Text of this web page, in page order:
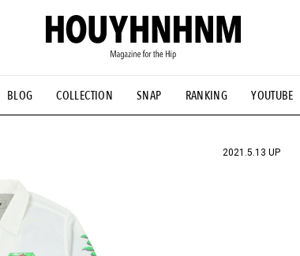
BLOG COLLECTION SNAP RANKING YOUTUBE
#古着サミット #NEW VINTAGE #マイナーグッド図鑑
IT #AH.H #ととけん #FASHION #MUSIC
2021.5.13 UP